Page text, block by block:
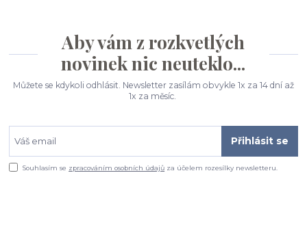
Aby vám z rozkvetlých
novinek nic neuteklo...
Můžete se kdykoli odhlásit. Newsletter zasílám obvykle 1x za 14 dní až
1x za měsíc.
Přihlásit se
Souhlasím se zpracováním osobních údajů za účelem rozesílky newsletteru.